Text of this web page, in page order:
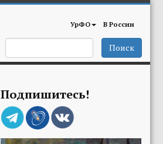
УрФО В России
Поиск
Подпишитесь!